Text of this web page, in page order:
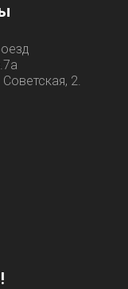
2.